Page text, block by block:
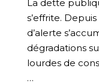
La dette
s’effrite.
d’alerte
dégradations
lourdes de
…